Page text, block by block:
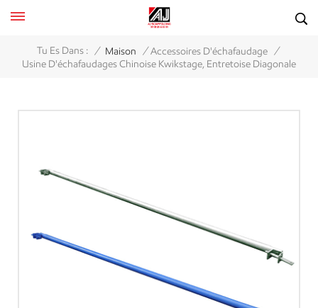
Tu Es Dans : / Maison / Accessoires D'échafaudage /
Usine D'échafaudages Chinoise Kwikstage, Entretoise Diagonale